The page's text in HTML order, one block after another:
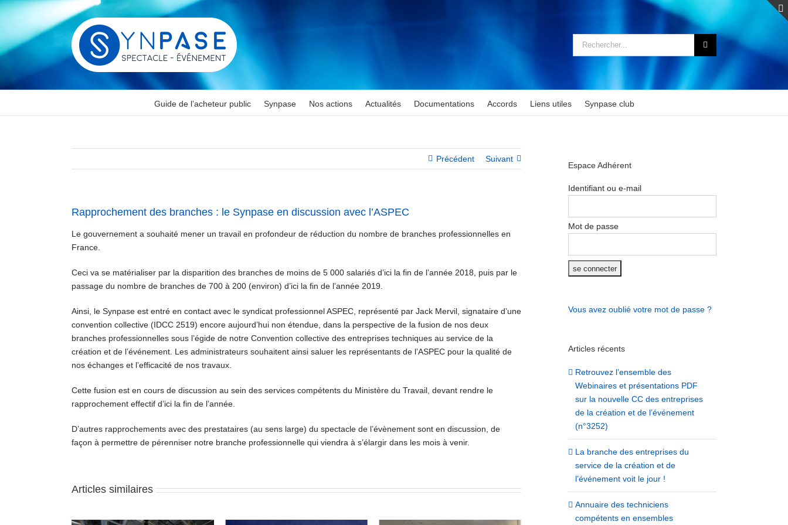
Passer
contenu
Rechercher:
Guide de l’acheteur public Synpase Nos actions Actualités Documentations Accords Liens utiles Synpase club
Précédent Suivant
Rapprochement des branches : le Synpase en discussion avec l’ASPEC
Le gouvernement a souhaité mener un travail en profondeur de réduction du nombre de branches professionnelles en
France.
Ceci va se matérialiser par la disparition des branches de moins de 5 000 salariés d’ici la fin de l’année 2018, puis par le
passage du nombre de branches de 700 à 200 (environ) d’ici la fin de l’année 2019.
Ainsi, le Synpase est entré en contact avec le syndicat professionnel ASPEC, représenté par Jack Mervil, signataire d’une
convention collective (IDCC 2519) encore aujourd’hui non étendue, dans la perspective de la fusion de nos deux
branches professionnelles sous l’égide de notre Convention collective des entreprises techniques au service de la
création et de l’événement. Les administrateurs souhaitent ainsi saluer les représentants de l’ASPEC pour la qualité de
nos échanges et l’efficacité de nos travaux.
Cette fusion est en cours de discussion au sein des services compétents du Ministère du Travail, devant rendre le
rapprochement effectif d’ici la fin de l’année.
D’autres rapprochements avec des prestataires (au sens large) du spectacle de l’évènement sont en discussion, de
façon à permettre de pérenniser notre branche professionnelle qui viendra à s’élargir dans les mois à venir.
Articles similaires
Espace Adhérent
Identifiant ou e-mail
Mot de passe
Vous avez oublié votre mot de passe ?
Articles récents
Retrouvez l’ensemble des
Webinaires et présentations PDF
sur la nouvelle CC des entreprises
de la création et de l’événement
(n°3252)
La branche des entreprises du
service de la création et de
l’événement voit le jour !
Annuaire des techniciens
compétents en ensembles